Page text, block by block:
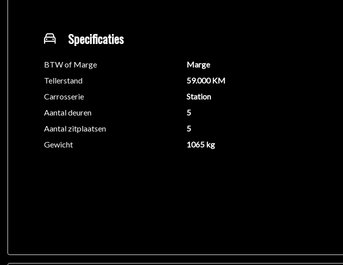
Specificaties
BTW of Marge
Marge
Tellerstand
59.000 KM
Carrosserie
Station
Aantal deuren
5
Aantal zitplaatsen
5
Gewicht
1065 kg